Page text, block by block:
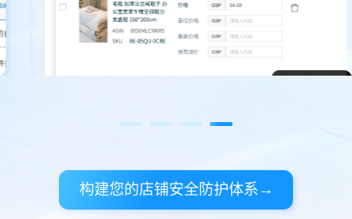
构建您的店铺安全防护体系→